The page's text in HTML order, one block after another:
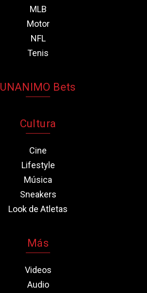
MLB
Motor
NFL
Tenis
UNANIMO Bets
Cultura
Cine
Lifestyle
Música
Sneakers
Look de Atletas
Más
Videos
Audio